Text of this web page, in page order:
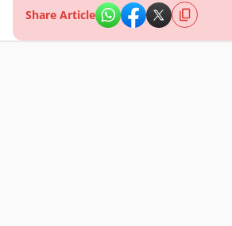
Share Article